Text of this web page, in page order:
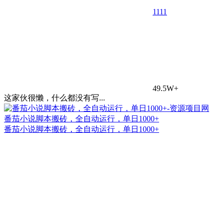
1111
49.5W+
这家伙很懒，什么都没有写...
番茄小说脚本搬砖，全自动运行，单日1000+
番茄小说脚本搬砖，全自动运行，单日1000+